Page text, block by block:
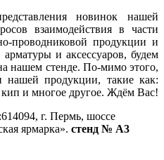
новинок нашей
взаимодействия в части
проводниковой продукции и
и аксессуаров, будем
нашем стенде. По-мимо этого,
нашей продукции, такие как:
кип и многое другое. Ждём Вас!
:614094, г. Пермь, шоссе
ярмарка». стенд № А3